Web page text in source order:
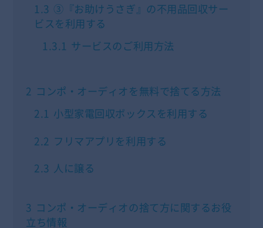
1.3 ③『お助けうさぎ』の不用品回収サー
ビスを利用する
1.3.1 サービスのご利用方法
2 コンポ・オーディオを無料で捨てる方法
2.1 小型家電回収ボックスを利用する
2.2 フリマアプリを利用する
2.3 人に譲る
3 コンポ・オーディオの捨て方に関するお役
立ち情報